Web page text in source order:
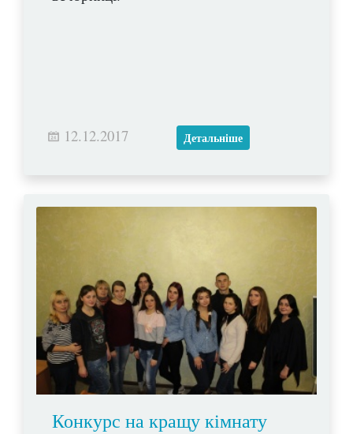
12.12.2017 Детальніше
Конкурс на кращу кімнату